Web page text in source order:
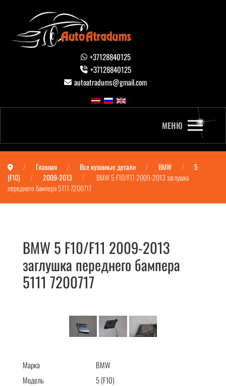
+37128840125
+37128840125
autoatradums@gmail.com
МЕНЮ
Главная Все кузовные детали BMW
5
(F10)
2009-2013
BMW 5 F10/F11 2009-2013 заглушка
переднего бампера 5111 7200717
BMW 5 F10/F11 2009-2013
заглушка переднего бампера
5111 7200717
BMW 5 F10/F11 2009-2013 заглушка переднего бампера 5111
Марка
BMW
Модель
5 (F10)